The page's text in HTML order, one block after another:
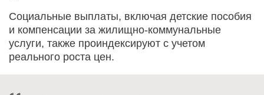
Социальные выплаты, включая детские пособия
и компенсации за жилищно-коммунальные
услуги, также проиндексируют с учетом
реального роста цен.